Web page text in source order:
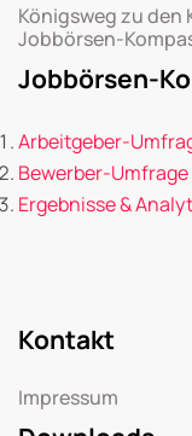
Königsweg zu
Jobbörsen-
Jobbörsen-
Arbeitgeber-
Bewerber-
Ergebnisse &
Kontakt
Impressum